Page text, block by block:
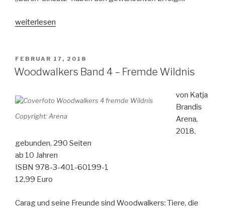
„Master
-
Chaos
mein
zweiter
Name“
weiterlesen
VERÖFFENTLICHT
AM
FEBRUAR 17, 2018
Woodwalkers Band 4 – Fremde Wildnis
Copyright: Arena
von Katja
Brandis
Arena,
2018,
gebunden, 290 Seiten
ab 10 Jahren
ISBN 978-3-401-60199-1
12,99 Euro
Carag und seine Freunde sind Woodwalkers: Tiere, die